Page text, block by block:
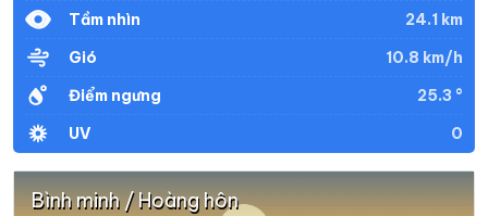
Tầm nhìn
24.1 km
Gió
10.8 km/h
Điểm ngưng
25.3 °
UV
0
Bình minh / Hoàng hôn